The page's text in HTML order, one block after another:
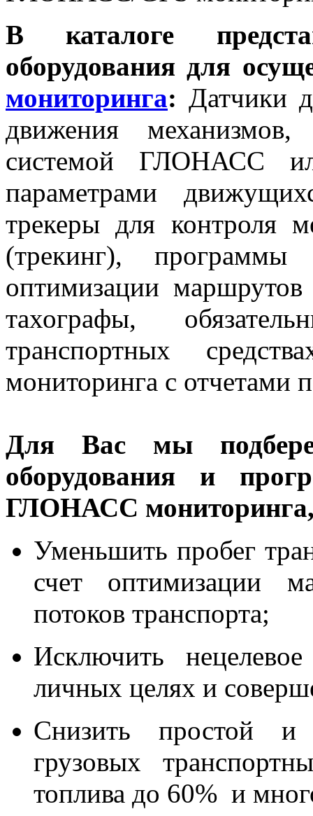
В каталоге
оборудования для
мониторинга: Датчики
движения
системой ГЛОНАСС
параметрами
трекеры для контроля
(трекинг), программы
оптимизации
тахографы,
транспортных
мониторинга с отчетами
Для Вас мы
оборудования и
ГЛОНАСС мониторинга,
Уменьшить пробег
счет оптимизации
потоков транспорта;
Исключить
личных целях и
Снизить простой и
грузовых
топлива до 60% и